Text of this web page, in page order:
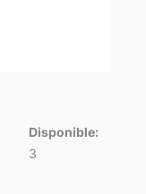
Disponible:
3